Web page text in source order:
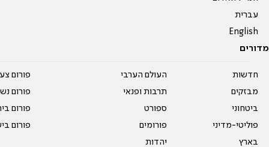
עברית
English
מדורים
חדשות
מבזקים
ביטחוני
פוליטי-מדיני
בארץ
העולם הערבי
תרבות ופנאי
ספורט
פורומים
יהדות
פורום
פורום
פורום
פורום